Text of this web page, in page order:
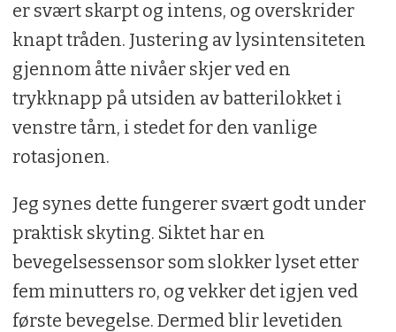
er svært skarpt og intens, og overskrider
knapt tråden. Justering av lysintensiteten
gjennom åtte nivåer skjer ved en
trykknapp på utsiden av batterilokket i
venstre tårn, i stedet for den vanlige
rotasjonen.
Jeg synes dette fungerer svært godt under
praktisk skyting. Siktet har en
bevegelsessensor som slokker lyset etter
fem minutters ro, og vekker det igjen ved
første bevegelse. Dermed blir levetiden